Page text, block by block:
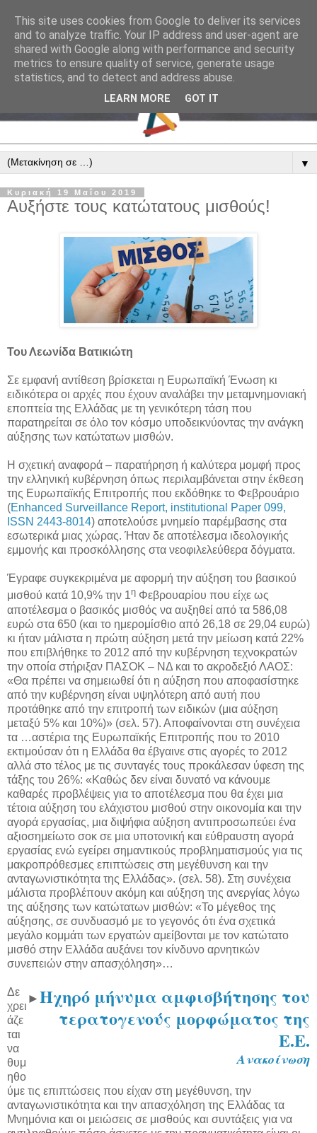
▼
Κυριακή 19 Μαΐου 2019
Αυξήστε τους κατώτατους μισθούς!
Του Λεωνίδα Βατικιώτη
Σε εμφανή αντίθεση βρίσκεται η Ευρωπαϊκή Ένωση κι
ειδικότερα οι αρχές που έχουν αναλάβει την μεταμνημονιακή
εποπτεία της Ελλάδας με τη γενικότερη τάση που
παρατηρείται σε όλο τον κόσμο υποδεικνύοντας την ανάγκη
αύξησης των κατώτατων μισθών.
Η σχετική αναφορά – παρατήρηση ή καλύτερα μομφή προς
την ελληνική κυβέρνηση όπως περιλαμβάνεται στην έκθεση
της Ευρωπαϊκής Επιτροπής που εκδόθηκε το Φεβρουάριο
(Enhanced Surveillance Report, institutional Paper 099,
ISSN 2443-8014) αποτελούσε μνημείο παρέμβασης στα
εσωτερικά μιας χώρας. Ήταν δε αποτέλεσμα ιδεολογικής
εμμονής και προσκόλλησης στα νεοφιλελεύθερα δόγματα.
Έγραφε συγκεκριμένα με αφορμή την αύξηση του βασικού
μισθού κατά 10,9% την 1η Φεβρουαρίου που είχε ως
αποτέλεσμα ο βασικός μισθός να αυξηθεί από τα 586,08
ευρώ στα 650 (και το ημερομίσθιο από 26,18 σε 29,04 ευρώ)
κι ήταν μάλιστα η πρώτη αύξηση μετά την μείωση κατά 22%
που επιβλήθηκε το 2012 από την κυβέρνηση τεχνοκρατών
την οποία στήριξαν ΠΑΣΟΚ – ΝΔ και το ακροδεξιό ΛΑΟΣ:
«Θα πρέπει να σημειωθεί ότι η αύξηση που αποφασίστηκε
από την κυβέρνηση είναι υψηλότερη από αυτή που
προτάθηκε από την επιτροπή των ειδικών (μια αύξηση
μεταξύ 5% και 10%)» (σελ. 57). Αποφαίνονται στη συνέχεια
τα …αστέρια της Ευρωπαϊκής Επιτροπής που το 2010
εκτιμούσαν ότι η Ελλάδα θα έβγαινε στις αγορές το 2012
αλλά στο τέλος με τις συνταγές τους προκάλεσαν ύφεση της
τάξης του 26%: «Καθώς δεν είναι δυνατό να κάνουμε
καθαρές προβλέψεις για το αποτέλεσμα που θα έχει μια
τέτοια αύξηση του ελάχιστου μισθού στην οικονομία και την
αγορά εργασίας, μια διψήφια αύξηση αντιπροσωπεύει ένα
αξιοσημείωτο σοκ σε μια υποτονική και εύθραυστη αγορά
εργασίας ενώ εγείρει σημαντικούς προβληματισμούς για τις
μακροπρόθεσμες επιπτώσεις στη μεγέθυνση και την
ανταγωνιστικότητα της Ελλάδας». (σελ. 58). Στη συνέχεια
μάλιστα προβλέπουν ακόμη και αύξηση της ανεργίας λόγω
της αύξησης των κατώτατων μισθών: «Το μέγεθος της
αύξησης, σε συνδυασμό με το γεγονός ότι ένα σχετικά
μεγάλο κομμάτι των εργατών αμείβονται με τον κατώτατο
μισθό στην Ελλάδα αυξάνει τον κίνδυνο αρνητικών
συνεπειών στην απασχόληση»…
►Ηχηρό μήνυμα αμφισβήτησης του
τερατογενούς μορφώματος της
Ε.Ε.
Ανακοίνωση
Δε
χρει
άζε
ται
να
θυμ
ηθο
ύμε τις επιπτώσεις που είχαν στη μεγέθυνση, την
ανταγωνιστικότητα και την απασχόληση της Ελλάδας τα
Μνημόνια και οι μειώσεις σε μισθούς και συντάξεις για να
This site uses cookies from Google to deliver its services
and to analyze traffic. Your IP address and user-agent are
shared with Google along with performance and security
metrics to ensure quality of service, generate usage
statistics, and to detect and address abuse.
LEARN MORE GOT IT